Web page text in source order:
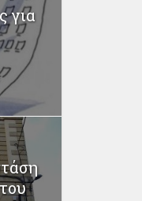
για